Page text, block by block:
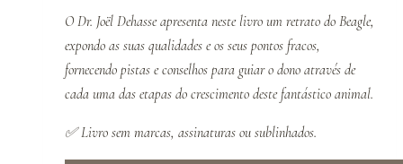
O Dr. Joël Dehasse apresenta neste livro um retrato do Beagle,
expondo as suas qualidades e os seus pontos fracos,
fornecendo pistas e conselhos para guiar o dono através de
cada uma das etapas do crescimento deste fantástico animal.
✅Livro sem marcas, assinaturas ou sublinhados.